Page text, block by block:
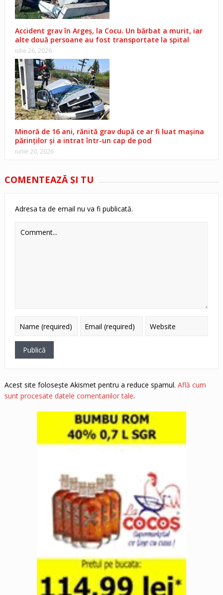
Accident grav în Argeș, la Cocu. Un bărbat a murit, iar
alte două persoane au fost transportate la spital
iulie 26, 2026
Minoră de 16 ani, rănită grav după ce ar fi luat mașina
părinților și a intrat într-un cap de pod
iunie 20, 2026
COMENTEAZĂ ŞI TU
Adresa ta de email nu va fi publicată.
Acest site folosește Akismet pentru a reduce spamul. Află cum
sunt procesate datele comentariilor tale.